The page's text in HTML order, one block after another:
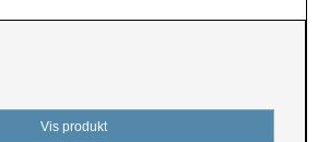
Vis produkt